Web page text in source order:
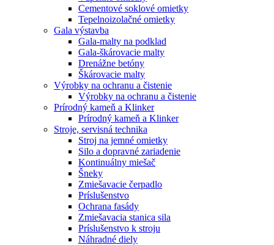
Cementové soklové omietky
Tepelnoizolačné omietky
Gala výstavba
Gala-malty na podklad
Gala-škárovacie malty
Drenážne betóny
Škárovacie malty
Výrobky na ochranu a čistenie
Výrobky na ochranu a čistenie
Prírodný kameň a Klinker
Prírodný kameň a Klinker
Stroje, servisná technika
Stroj na jemné omietky
Silo a dopravné zariadenie
Kontinuálny miešač
Šneky
Zmiešavacie čerpadlo
Príslušenstvo
Ochrana fasády
Zmiešavacia stanica sila
Príslušenstvo k stroju
Náhradné diely